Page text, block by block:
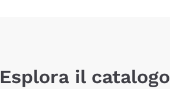
Esplora il catalogo